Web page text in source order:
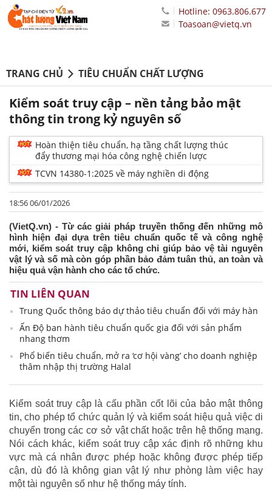
Hotline: 0963.806.677
Toasoan@vietq.vn
TRANG CHỦ TIÊU CHUẨN CHẤT LƯỢNG
Kiểm soát truy cập – nền tảng bảo mật
thông tin trong kỷ nguyên số
Hoàn thiện tiêu chuẩn, hạ tầng chất lượng thúc
đẩy thương mại hóa công nghệ chiến lược
TCVN 14380-1:2025 về máy nghiền di động
18:56 06/01/2026
(VietQ.vn) - Từ các giải pháp truyền thống đến những mô
hình hiện đại dựa trên tiêu chuẩn quốc tế và công nghệ
mới, kiểm soát truy cập không chỉ giúp bảo vệ tài nguyên
vật lý và số mà còn góp phần bảo đảm tuân thủ, an toàn và
hiệu quả vận hành cho các tổ chức.
TIN LIÊN QUAN
Trung Quốc thông báo dự thảo tiêu chuẩn đối với máy hàn
Ấn Độ ban hành tiêu chuẩn quốc gia đối với sản phẩm
nhang thơm
Phổ biến tiêu chuẩn, mở ra ‘cơ hội vàng’ cho doanh nghiệp
thâm nhập thị trường Halal
Kiểm soát truy cập là cấu phần cốt lõi của bảo mật thông
tin, cho phép tổ chức quản lý và kiểm soát hiệu quả việc di
chuyển trong các cơ sở vật chất hoặc trên hệ thống mạng.
Nói cách khác, kiểm soát truy cập xác định rõ những khu
vực mà cá nhân được phép hoặc không được phép tiếp
cận, dù đó là không gian vật lý như phòng làm việc hay
một tài nguyên số như hệ thống máy tính.